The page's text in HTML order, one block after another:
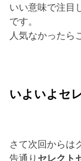
いい意味で注目
です。
人気なかったら
いよいよセ
さて次回からは
告通り セレクト